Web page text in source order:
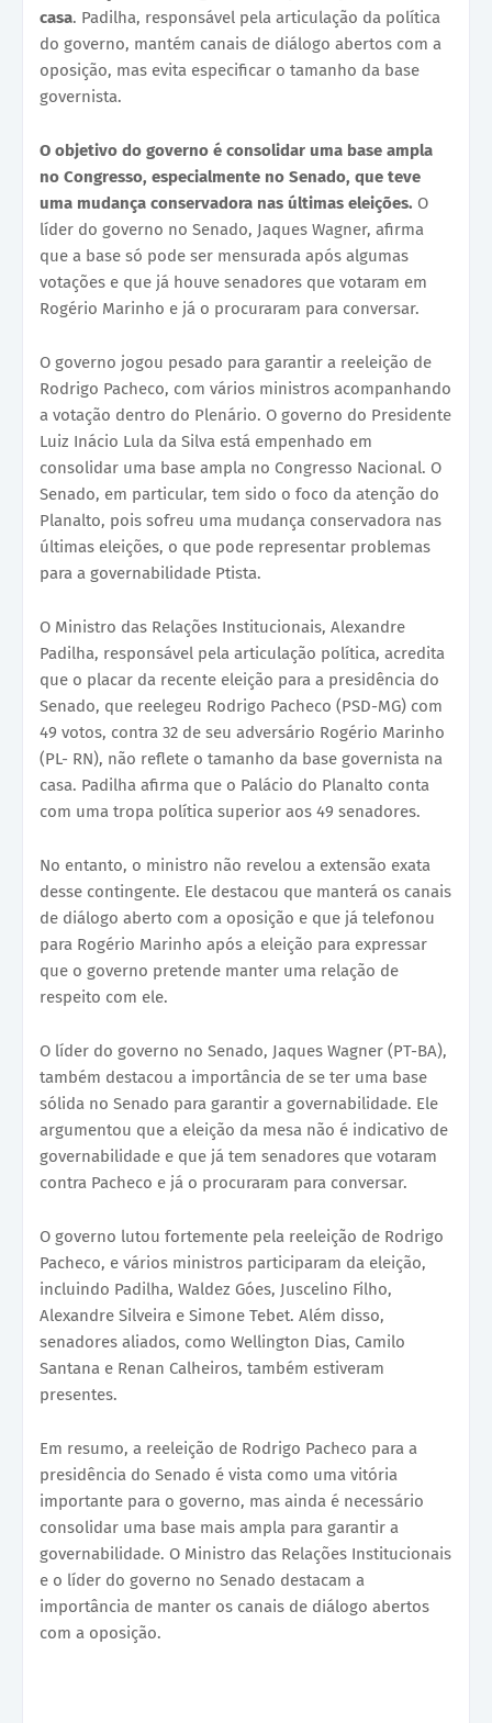
casa. Padilha, responsável pela articulação da política
do governo, mantém canais de diálogo abertos com a
oposição, mas evita especificar o tamanho da base
governista.
O objetivo do governo é consolidar uma base ampla
no Congresso, especialmente no Senado, que teve
uma mudança conservadora nas últimas eleições. O
líder do governo no Senado, Jaques Wagner, afirma
que a base só pode ser mensurada após algumas
votações e que já houve senadores que votaram em
Rogério Marinho e já o procuraram para conversar.
O governo jogou pesado para garantir a reeleição de
Rodrigo Pacheco, com vários ministros acompanhando
a votação dentro do Plenário. O governo do Presidente
Luiz Inácio Lula da Silva está empenhado em
consolidar uma base ampla no Congresso Nacional. O
Senado, em particular, tem sido o foco da atenção do
Planalto, pois sofreu uma mudança conservadora nas
últimas eleições, o que pode representar problemas
para a governabilidade Ptista.
O Ministro das Relações Institucionais, Alexandre
Padilha, responsável pela articulação política, acredita
que o placar da recente eleição para a presidência do
Senado, que reelegeu Rodrigo Pacheco (PSD-MG) com
49 votos, contra 32 de seu adversário Rogério Marinho
(PL- RN), não reflete o tamanho da base governista na
casa. Padilha afirma que o Palácio do Planalto conta
com uma tropa política superior aos 49 senadores.
No entanto, o ministro não revelou a extensão exata
desse contingente. Ele destacou que manterá os canais
de diálogo aberto com a oposição e que já telefonou
para Rogério Marinho após a eleição para expressar
que o governo pretende manter uma relação de
respeito com ele.
O líder do governo no Senado, Jaques Wagner (PT-BA),
também destacou a importância de se ter uma base
sólida no Senado para garantir a governabilidade. Ele
argumentou que a eleição da mesa não é indicativo de
governabilidade e que já tem senadores que votaram
contra Pacheco e já o procuraram para conversar.
O governo lutou fortemente pela reeleição de Rodrigo
Pacheco, e vários ministros participaram da eleição,
incluindo Padilha, Waldez Góes, Juscelino Filho,
Alexandre Silveira e Simone Tebet. Além disso,
senadores aliados, como Wellington Dias, Camilo
Santana e Renan Calheiros, também estiveram
presentes.
Em resumo, a reeleição de Rodrigo Pacheco para a
presidência do Senado é vista como uma vitória
importante para o governo, mas ainda é necessário
consolidar uma base mais ampla para garantir a
governabilidade. O Ministro das Relações Institucionais
e o líder do governo no Senado destacam a
importância de manter os canais de diálogo abertos
com a oposição.